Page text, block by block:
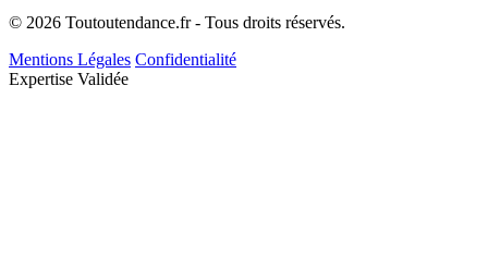
© 2026 Toutoutendance.fr - Tous droits réservés.
Mentions Légales Confidentialité
Expertise Validée